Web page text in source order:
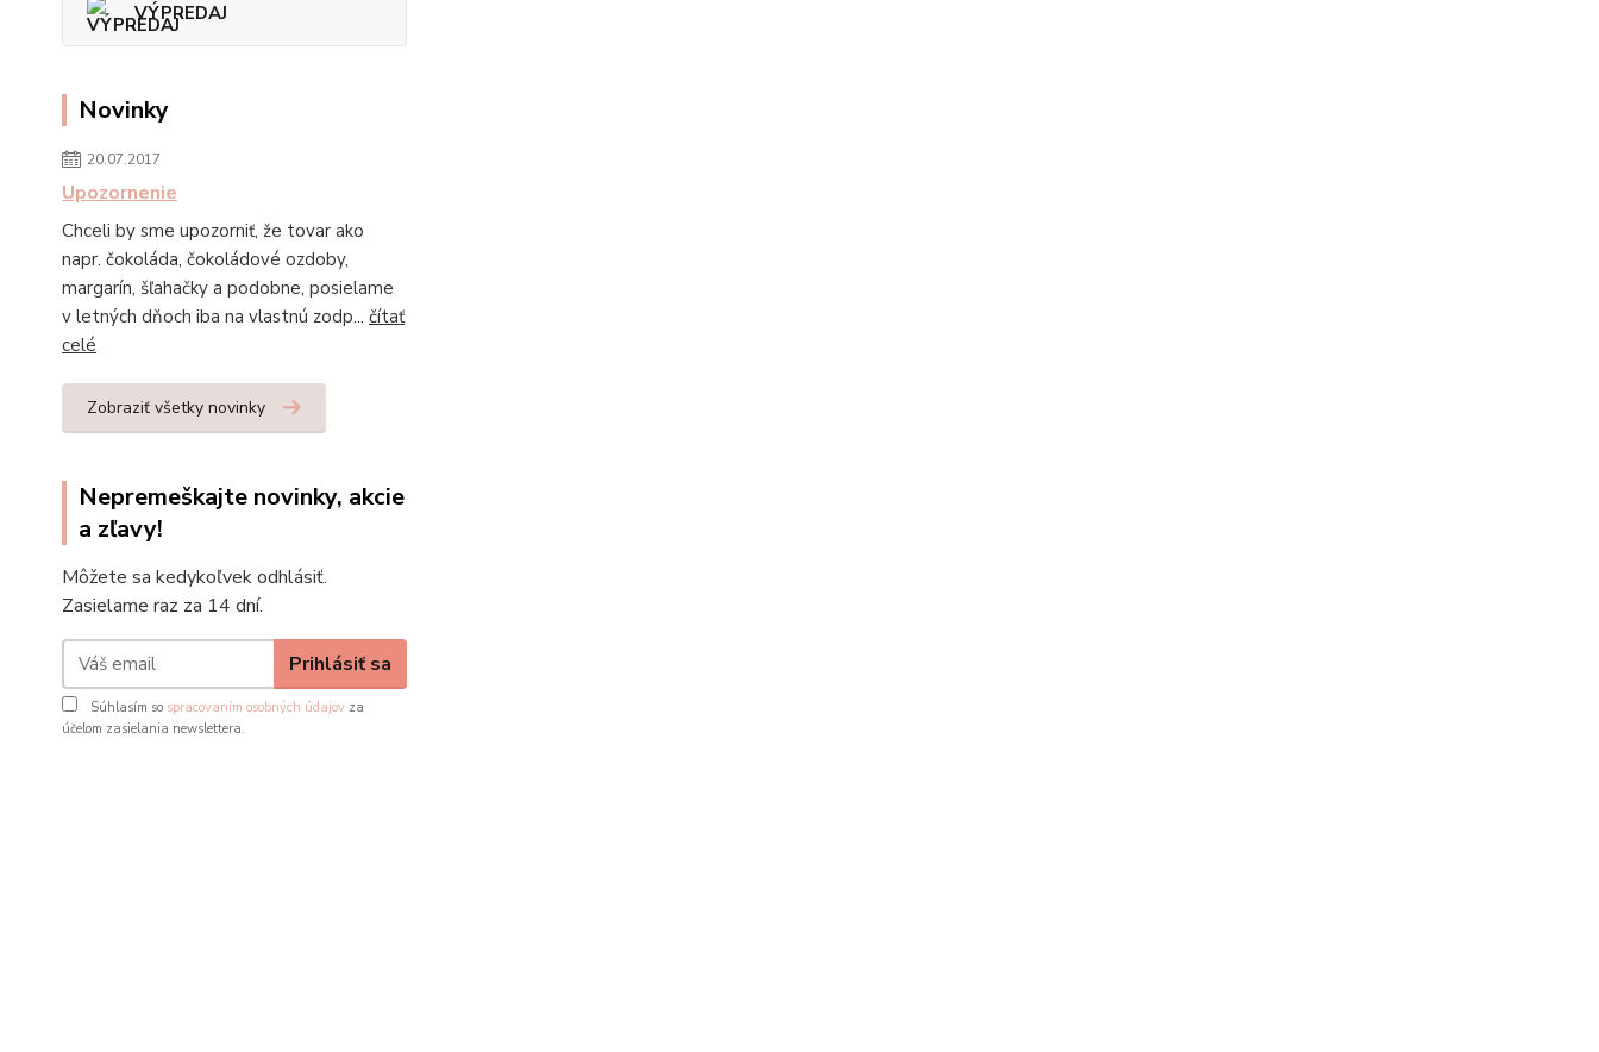
VÝPREDAJ
Novinky
20.07.2017
Upozornenie
Chceli by sme upozorniť, že tovar ako
napr. čokoláda, čokoládové ozdoby,
margarín, šľahačky a podobne, posielame
v letných dňoch iba na vlastnú zodp... čítať
celé
Zobraziť všetky novinky
Nepremeškajte novinky, akcie
a zľavy!
Môžete sa kedykoľvek odhlásiť.
Zasielame raz za 14 dní.
Prihlásiť sa
Súhlasím so spracovaním osobných údajov za
účelom zasielania newslettera.